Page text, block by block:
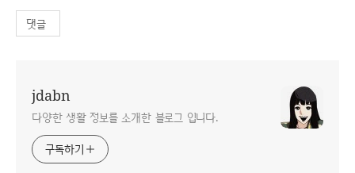
댓글
jdabn
다양한 생활 정보를 소개한 블로그 입니다.
구독하기